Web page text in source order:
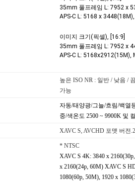
35mm 풀프레임 L: 7952 x
APS-C L: 5168 x
이미지 크기(픽셀), [16:9]
35mm 풀프레임 L: 7952 x
APS-C L:
높은 ISO NR : 일반 / 낮음 /
가능
자동/태양광/그늘/흐림/백열
중/색온도 2500 ~ 9900K 및
XAVC S, AVCHD 포맷 버전
* NTSC
XAVC S 4K: 3840 x
x 2160(24p, 60M) XAVC S
1080(60p, 50M), 1920 x